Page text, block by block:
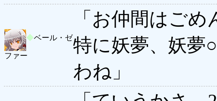
◆ベール・ゼ
ファー
「お仲間はご
特に妖夢、妖夢
わね」